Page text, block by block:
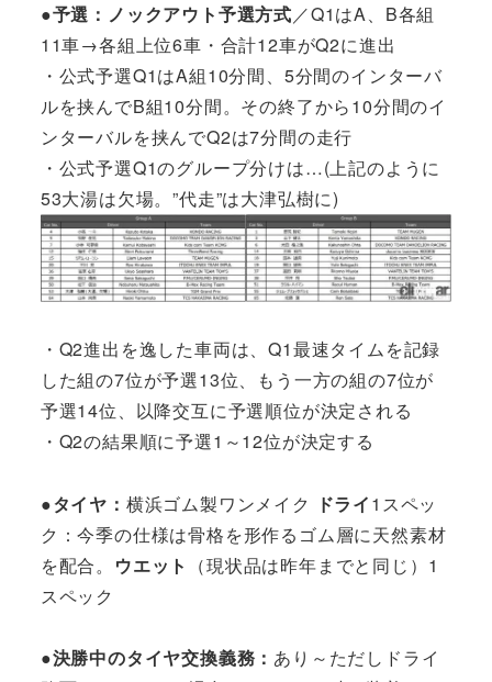
●予選：ノックアウト予選方式／Q1はA、B各組
11車→各組上位6車・合計12車がQ2に進出
・公式予選Q1はA組10分間、5分間のインターバ
ルを挟んでB組10分間。その終了から10分間のイ
ンターバルを挟んでQ2は7分間の走行
・公式予選Q1のグループ分けは…(上記のように
53大湯は欠場。”代走”は大津弘樹に)
・Q2進出を逸した車両は、Q1最速タイムを記録
した組の7位が予選13位、もう一方の組の7位が
予選14位、以降交互に予選順位が決定される
・Q2の結果順に予選1～12位が決定する
●タイヤ： 横浜ゴム製ワンメイク ドライ1スペッ
ク：今季の仕様は骨格を形作るゴム層に天然素材
を配合。 ウエット
（現状品は昨年までと同じ）1
スペック
●決勝中のタイヤ交換義務： あり～ただしドライ